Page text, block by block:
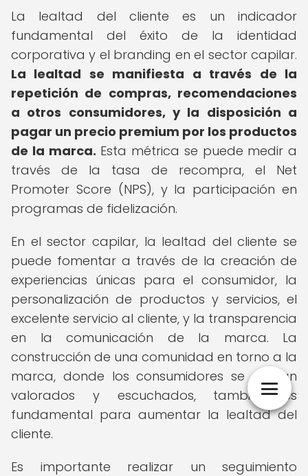
La lealtad del cliente es un indicador
fundamental del éxito de la identidad
corporativa y el branding en el sector capilar.
La lealtad se manifiesta a través de la
repetición de compras, recomendaciones
a otros consumidores, y la disposición a
pagar un precio premium por los productos
de la marca. Esta métrica se puede medir a
través de la tasa de recompra, el Net
Promoter Score (NPS), y la participación en
programas de fidelización.
En el sector capilar, la lealtad del cliente se
puede fomentar a través de la creación de
experiencias únicas para el consumidor, la
personalización de productos y servicios, el
excelente servicio al cliente, y la transparencia
en la comunicación de la marca. La
construcción de una comunidad en torno a la
marca, donde los consumidores se sientan
valorados y escuchados, también es
fundamental para aumentar la lealtad del
cliente.
Es importante realizar un seguimiento